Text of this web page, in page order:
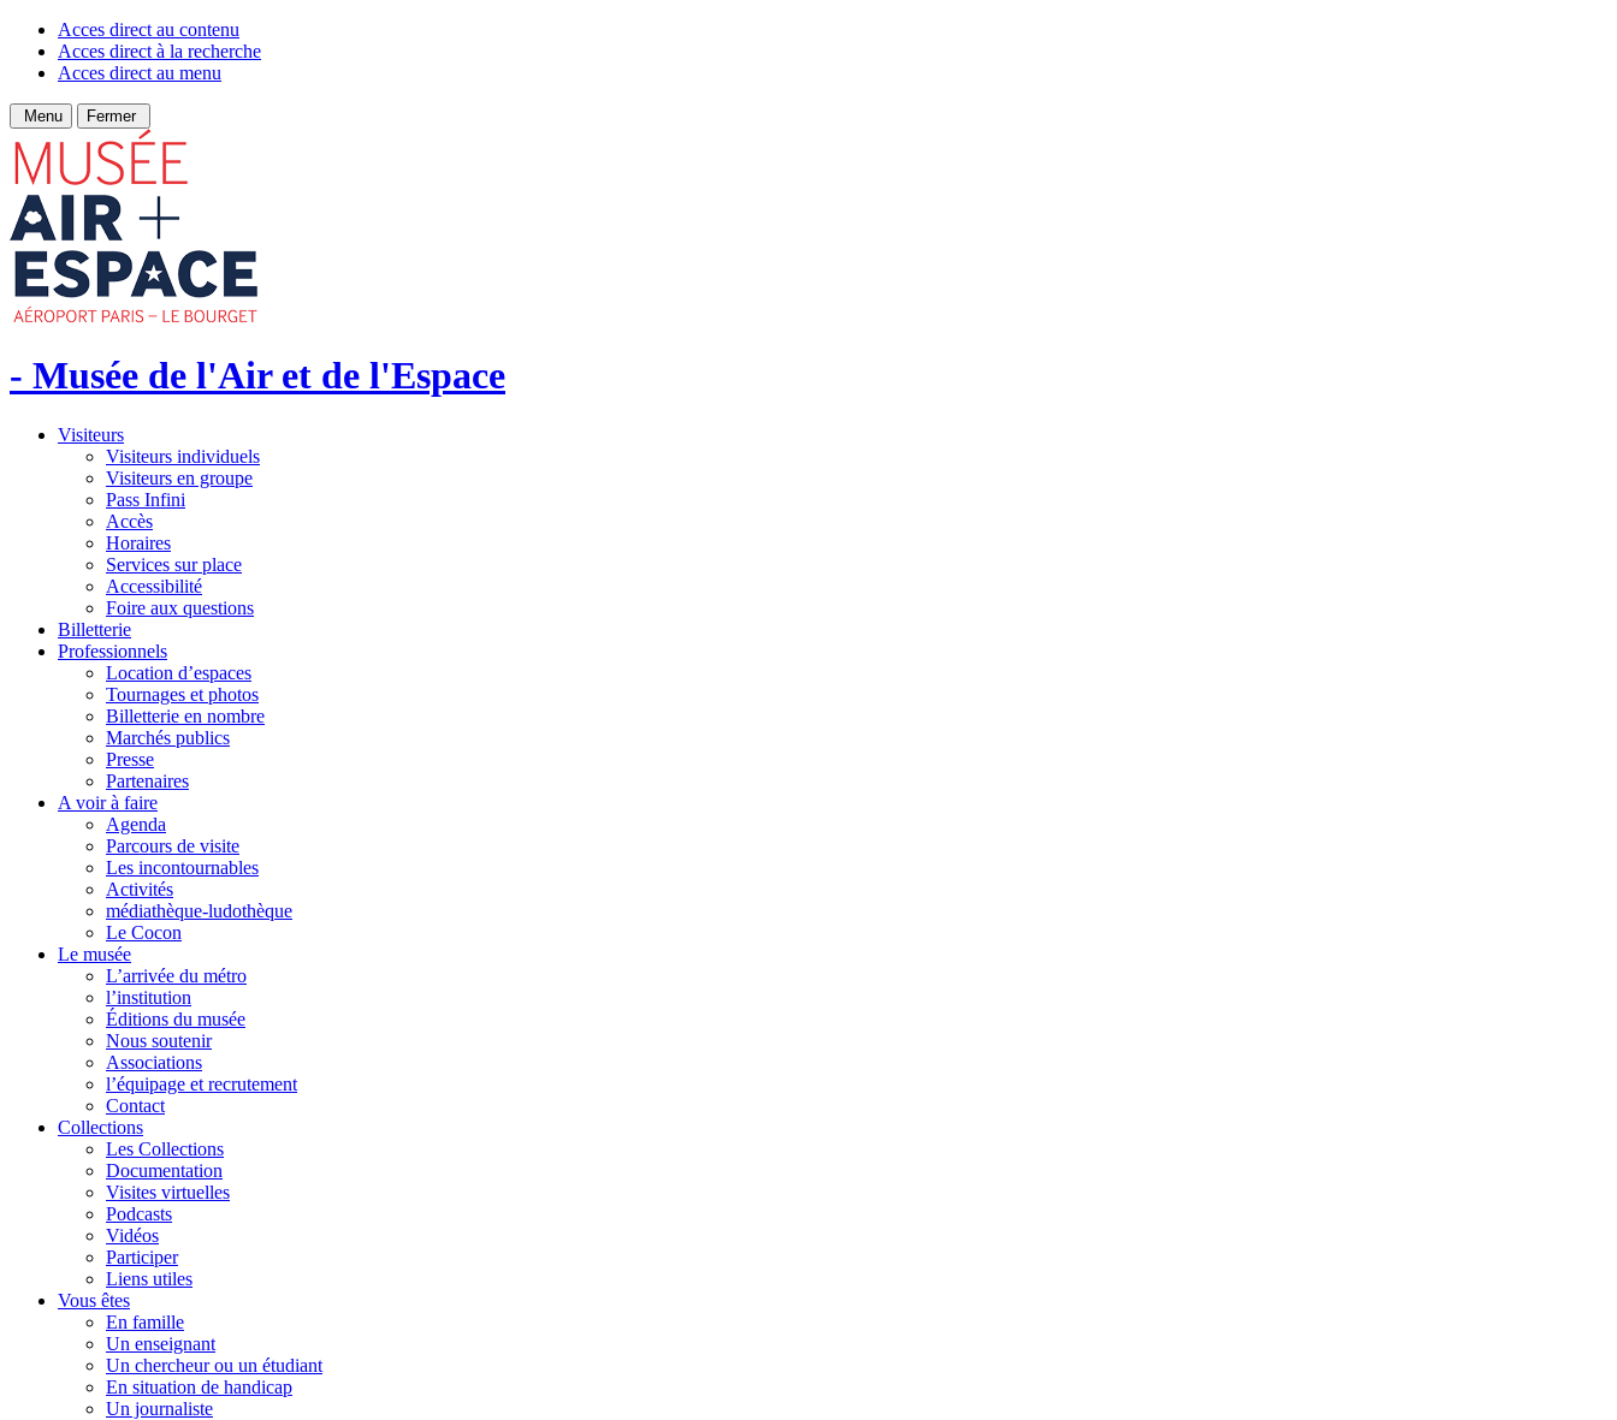
Acces direct au contenu
Acces direct à la recherche
Acces direct au menu
Menu Fermer
- Musée de l'Air et de l'Espace
Visiteurs
Visiteurs individuels
Visiteurs en groupe
Pass Infini
Accès
Horaires
Services sur place
Accessibilité
Foire aux questions
Billetterie
Professionnels
Location d’espaces
Tournages et photos
Billetterie en nombre
Marchés publics
Presse
Partenaires
A voir à faire
Agenda
Parcours de visite
Les incontournables
Activités
médiathèque-ludothèque
Le Cocon
Le musée
L’arrivée du métro
l’institution
Éditions du musée
Nous soutenir
Associations
l’équipage et recrutement
Contact
Collections
Les Collections
Documentation
Visites virtuelles
Podcasts
Vidéos
Participer
Liens utiles
Vous êtes
En famille
Un enseignant
Un chercheur ou un étudiant
En situation de handicap
Un journaliste